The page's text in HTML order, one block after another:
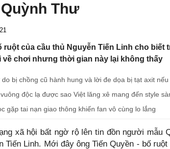
Thư
ruột của cầu thủ Nguyễn Tiến Linh cho biết
về chơi nhưng thời gian này lại không thấy
bị chồng cũ hành hung và lời đe dọa bị tạt axit
độc lạ được sao Việt lăng xê mang đến style
gặp tai nạn giao thông khiến fan vô cùng lo lắng
xã hội bất ngờ rộ lên tin đồn người mẫu
Tiến Linh. Mới đây ông Tiến Quyền - bố